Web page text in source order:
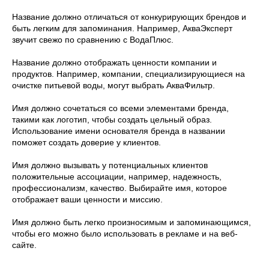
Название должно отличаться от конкурирующих брендов и
быть легким для запоминания. Например, АкваЭксперт
звучит свежо по сравнению с ВодаПлюс.
Название должно отображать ценности компании и
продуктов. Например, компании, специализирующиеся на
очистке питьевой воды, могут выбрать АкваФильтр.
Имя должно сочетаться со всеми элементами бренда,
такими как логотип, чтобы создать цельный образ.
Использование имени основателя бренда в названии
поможет создать доверие у клиентов.
Имя должно вызывать у потенциальных клиентов
положительные ассоциации, например, надежность,
профессионализм, качество. Выбирайте имя, которое
отображает ваши ценности и миссию.
Имя должно быть легко произносимым и запоминающимся,
чтобы его можно было использовать в рекламе и на веб-
сайте.